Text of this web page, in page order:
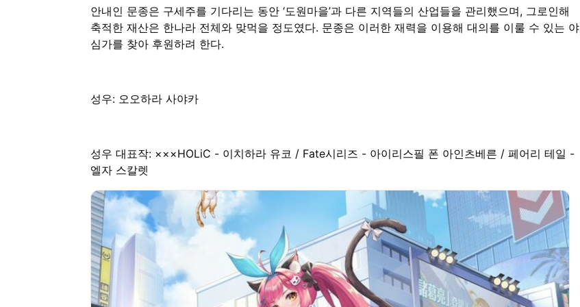
안내인 문종은 구세주를 기다리는 동안 ‘도원마을’과 다른 지역들의 산업들을 관리했으며, 그로인해
축적한 재산은 한나라 전체와 맞먹을 정도였다. 문종은 이러한 재력을 이용해 대의를 이룰 수 있는 야
심가를 찾아 후원하려 한다.
성우: 오오하라 사야카
성우 대표작: ×××HOLiC - 이치하라 유코 / Fate시리즈 - 아이리스필 폰 아인츠베른 / 페어리 테일 -
엘자 스칼렛